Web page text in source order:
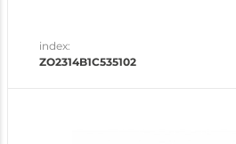
index:
ZO2314B1C535102